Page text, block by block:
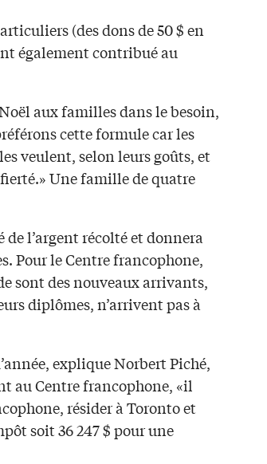
(des dons de 50 $ en
également contribué au
aux familles dans le besoin,
cette formule car les
veulent, selon leurs goûts, et
Une famille de quatre
l’argent récolté et donnera
Pour le Centre francophone,
sont des nouveaux arrivants,
diplômes, n’arrivent pas à
explique Norbert Piché,
au Centre francophone, «il
résider à Toronto et
soit 36 247 $ pour une